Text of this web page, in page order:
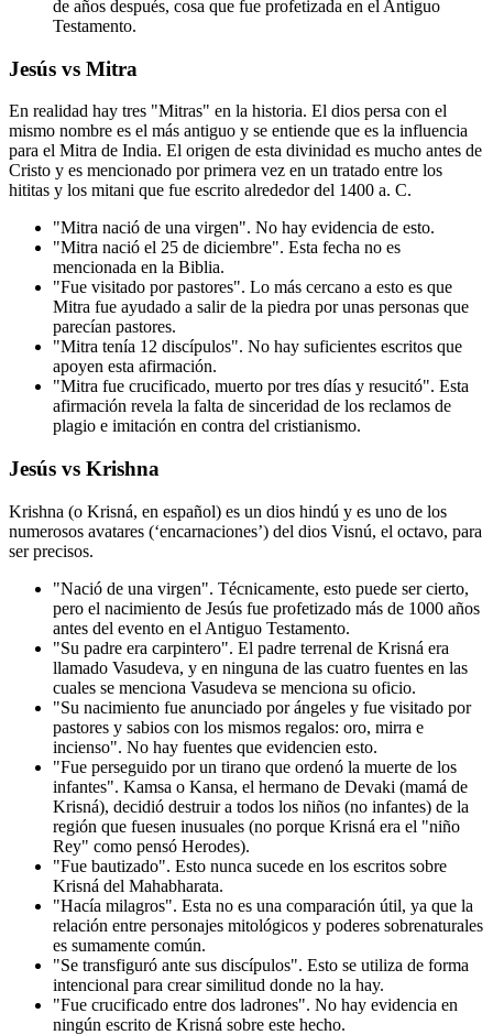
de años después, cosa que fue profetizada en el Antiguo
Testamento.
Jesús vs Mitra
En realidad hay tres "Mitras" en la historia. El dios persa con el
mismo nombre es el más antiguo y se entiende que es la influencia
para el Mitra de India. El origen de esta divinidad es mucho antes de
Cristo y es mencionado por primera vez en un tratado entre los
hititas y los mitani que fue escrito alrededor del 1400 a. C.
"Mitra nació de una virgen". No hay evidencia de esto.
"Mitra nació el 25 de diciembre". Esta fecha no es
mencionada en la Biblia.
"Fue visitado por pastores". Lo más cercano a esto es que
Mitra fue ayudado a salir de la piedra por unas personas que
parecían pastores.
"Mitra tenía 12 discípulos". No hay suficientes escritos que
apoyen esta afirmación.
"Mitra fue crucificado, muerto por tres días y resucitó". Esta
afirmación revela la falta de sinceridad de los reclamos de
plagio e imitación en contra del cristianismo.
Jesús vs Krishna
Krishna (o Krisná, en español) es un dios hindú y es uno de los
numerosos avatares (‘encarnaciones’) del dios Visnú, el octavo, para
ser precisos.
"Nació de una virgen". Técnicamente, esto puede ser cierto,
pero el nacimiento de Jesús fue profetizado más de 1000 años
antes del evento en el Antiguo Testamento.
"Su padre era carpintero". El padre terrenal de Krisná era
llamado Vasudeva, y en ninguna de las cuatro fuentes en las
cuales se menciona Vasudeva se menciona su oficio.
"Su nacimiento fue anunciado por ángeles y fue visitado por
pastores y sabios con los mismos regalos: oro, mirra e
incienso". No hay fuentes que evidencien esto.
"Fue perseguido por un tirano que ordenó la muerte de los
infantes". Kamsa o Kansa, el hermano de Devaki (mamá de
Krisná), decidió destruir a todos los niños (no infantes) de la
región que fuesen inusuales (no porque Krisná era el "niño
Rey" como pensó Herodes).
"Fue bautizado". Esto nunca sucede en los escritos sobre
Krisná del Mahabharata.
"Hacía milagros". Esta no es una comparación útil, ya que la
relación entre personajes mitológicos y poderes sobrenaturales
es sumamente común.
"Se transfiguró ante sus discípulos". Esto se utiliza de forma
intencional para crear similitud donde no la hay.
"Fue crucificado entre dos ladrones". No hay evidencia en
ningún escrito de Krisná sobre este hecho.